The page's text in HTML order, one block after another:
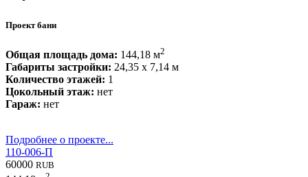
Проект бани
Общая площадь дома: 144,18 м2
Габариты застройки: 24,35 x 7,14 м
Количество этажей: 1
Цокольный этаж: нет
Гараж: нет
Подробнее о проекте...
110-006-П
60000 RUB